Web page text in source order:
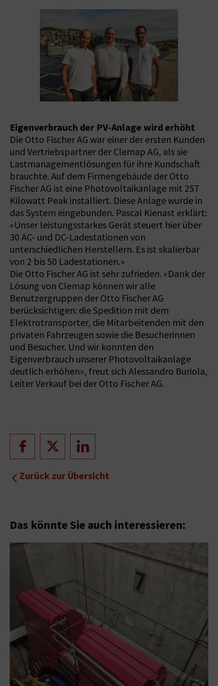
Eigenverbrauch der PV-Anlage wird erhöht
Die Otto Fischer AG war einer der ersten Kunden
und Vertriebspartner der Clemap AG, als sie
Lastmanagementlösungen für ihre Kundschaft
brauchte. Auf dem Firmengebäude der Otto
Fischer AG ist eine Photovoltaikanlage mit 257
Kilowatt Peak installiert. Diese Anlage wurde in
das System eingebunden. Pascal Kienast erklärt:
«Unser leistungsstarkes Gerät steuert hier über
30 AC- und DC-Ladestationen von
unterschiedlichen Herstellern. Es ist skalierbar
von 2 bis 50 Ladestationen.»
Die Otto Fischer AG ist sehr zufrieden. «Dank der
Lösung von Clemap können wir alle
Benutzergruppen der Otto Fischer AG
berücksichtigen: die Spedition mit dem
Elektrotransporter, die Mitarbeitenden mit den
privaten Fahrzeugen sowie die Besucherinnen
und Besucher. Und wir konnten den
Eigenverbrauch unserer Photovoltaikanlage
deutlich erhöhen», freut sich Alessandro Buriola,
Leiter Verkauf bei der Otto Fischer AG.
Zurück zur Übersicht
Das könnte Sie auch interessieren: